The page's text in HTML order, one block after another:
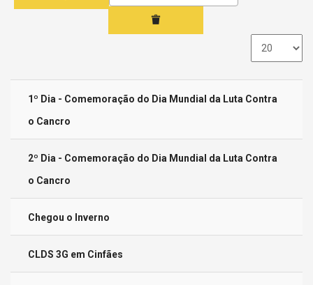
parte
Qtd.
a
1º Dia - Comemoração do Dia Mundial da Luta Contra
o Cancro
2º Dia - Comemoração do Dia Mundial da Luta Contra
o Cancro
Chegou o Inverno
CLDS 3G em Cinfães